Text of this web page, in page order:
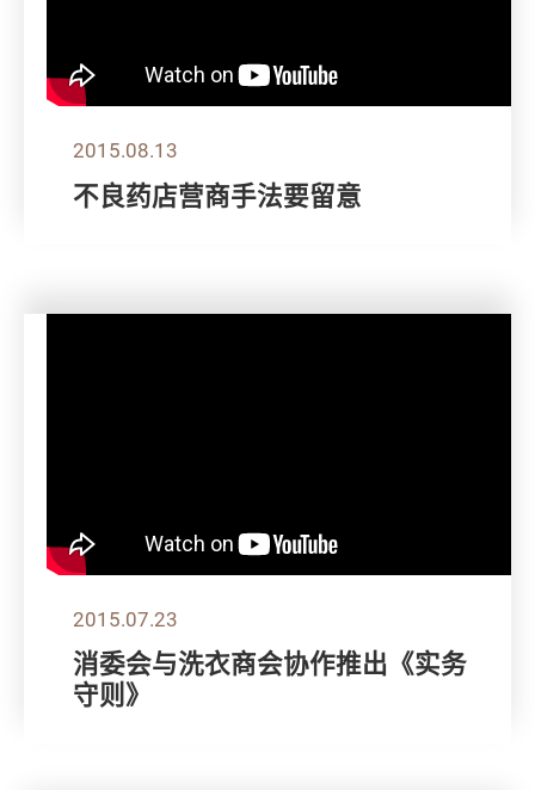
2015.08.13
不良药店营商手法要留意
2015.07.23
消委会与洗衣商会协作推出《实务
守则》